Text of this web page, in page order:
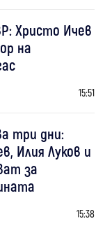
Христо Ичев
на
15:51
три дни:
Илия Луков и
за
15:38